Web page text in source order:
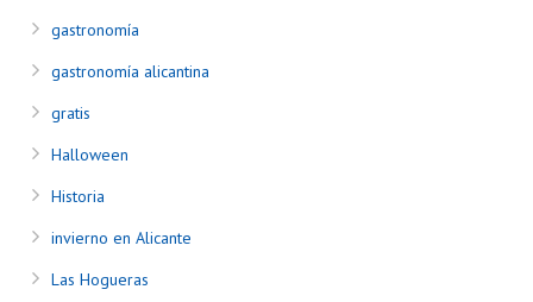
gastronomía
gastronomía alicantina
gratis
Halloween
Historia
invierno en Alicante
Las Hogueras